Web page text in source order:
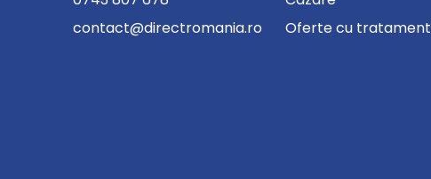
contact@directromania.ro
Oferte cu tratament